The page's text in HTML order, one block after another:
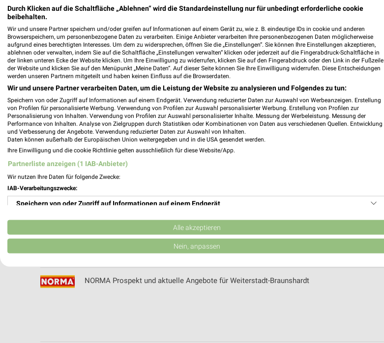
Netto Marken-Discount Prospekt und aktuelle Angebote für Büttelborn
Neusehland Filialen & Öffnungszeiten für Darmstadt
Niebel Mode Mutterstadt Filialen & Öffnungszeiten für Heidelberg
NKD Online Prospekt für Riedstadt
Nordsee Prospekte & Aktionen für Weiterstadt
NORMA Prospekt und aktuelle Angebote für Weiterstadt-Braunshardt
Durch Klicken auf die Schaltfläche „Ablehnen“ wird die Standardeinstellung nur für unbedingt erforderliche cookie
beibehalten.
Wir und unsere Partner speichern und/oder greifen auf Informationen auf einem Gerät zu, wie z. B. eindeutige IDs in cookie und anderen
Browserspeichern, um personenbezogene Daten zu verarbeiten. Einige Anbieter verarbeiten Ihre personenbezogenen Daten möglicherweise
aufgrund eines berechtigten Interesses. Um dem zu widersprechen, öffnen Sie die „Einstellungen“. Sie können Ihre Einstellungen akzeptieren,
ablehnen oder verwalten, indem Sie auf die Schaltfläche „Einstellungen verwalten“ klicken oder jederzeit auf die Fingerabdruck-Schaltfläche in
der linken unteren Ecke der Website klicken. Um Ihre Einwilligung zu widerrufen, klicken Sie auf den Fingerabdruck oder den Link in der Fußzeile
der Website und klicken Sie auf den Menüpunkt „Meine Daten“. Auf dieser Seite können Sie Ihre Einwilligung widerrufen. Diese Entscheidungen
werden unseren Partnern mitgeteilt und haben keinen Einfluss auf die Browserdaten.
Wir und unsere Partner verarbeiten Daten, um die Leistung der Website zu analysieren und Folgendes zu tun:
Speichern von oder Zugriff auf Informationen auf einem Endgerät. Verwendung reduzierter Daten zur Auswahl von Werbeanzeigen. Erstellung
von Profilen für personalisierte Werbung. Verwendung von Profilen zur Auswahl personalisierter Werbung. Erstellung von Profilen zur
Personalisierung von Inhalten. Verwendung von Profilen zur Auswahl personalisierter Inhalte. Messung der Werbeleistung. Messung der
Performance von Inhalten. Analyse von Zielgruppen durch Statistiken oder Kombinationen von Daten aus verschiedenen Quellen. Entwicklung
und Verbesserung der Angebote. Verwendung reduzierter Daten zur Auswahl von Inhalten.
Daten können außerhalb der Europäischen Union weitergegeben und in die USA gesendet werden.
Ihre Einwilligung und die cookie Richtlinie gelten ausschließlich für diese Website/App.
Partnerliste anzeigen (1 IAB-Anbieter)
Wir nutzen Ihre Daten für folgende Zwecke:
IAB-Verarbeitungszwecke:
Speichern von oder Zugriff auf Informationen auf einem Endgerät
Verwendung reduzierter Daten zur Auswahl von Werbeanzeigen
Erstellung von Profilen für personalisierte Werbung
Erstellung von Profilen zur Personalisierung von Inhalten
Alle akzeptieren
Nein, anpassen